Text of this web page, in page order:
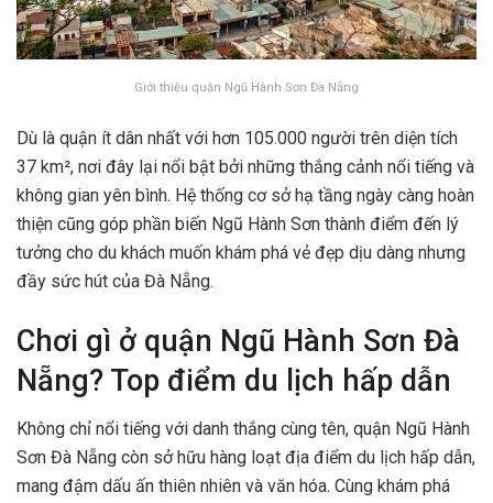
Giới thiệu quận Ngũ Hành Sơn Đà Nẵng
Dù là quận ít dân nhất với hơn 105.000 người trên diện tích
37 km², nơi đây lại nổi bật bởi những thắng cảnh nổi tiếng và
không gian yên bình. Hệ thống cơ sở hạ tầng ngày càng hoàn
thiện cũng góp phần biến Ngũ Hành Sơn thành điểm đến lý
tưởng cho du khách muốn khám phá vẻ đẹp dịu dàng nhưng
đầy sức hút của Đà Nẵng.
Chơi gì ở quận Ngũ Hành Sơn Đà
Nẵng? Top điểm du lịch hấp dẫn
Không chỉ nổi tiếng với danh thắng cùng tên, quận Ngũ Hành
Sơn Đà Nẵng còn sở hữu hàng loạt địa điểm du lịch hấp dẫn,
mang đậm dấu ấn thiên nhiên và văn hóa. Cùng khám phá